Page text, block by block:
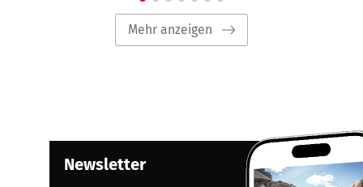
Mehr anzeigen
Newsletter